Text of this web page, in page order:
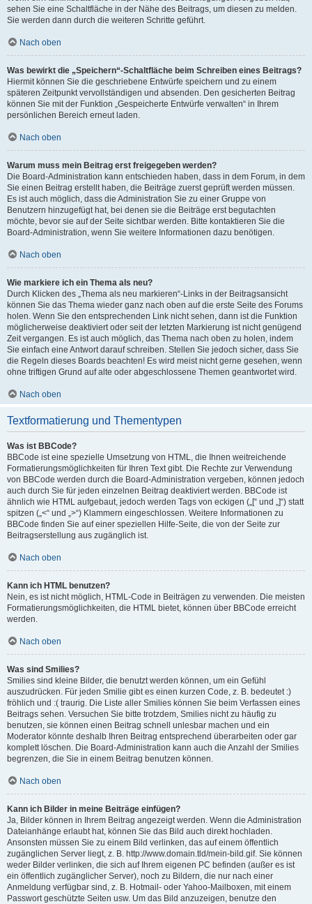
sehen Sie eine Schaltfläche in der Nähe des Beitrags, um diesen zu melden.
Sie werden dann durch die weiteren Schritte geführt.
Nach oben
Was bewirkt die „Speichern“-Schaltfläche beim Schreiben eines Beitrags?
Hiermit können Sie die geschriebene Entwürfe speichern und zu einem
späteren Zeitpunkt vervollständigen und absenden. Den gesicherten Beitrag
können Sie mit der Funktion „Gespeicherte Entwürfe verwalten“ in Ihrem
persönlichen Bereich erneut laden.
Nach oben
Warum muss mein Beitrag erst freigegeben werden?
Die Board-Administration kann entschieden haben, dass in dem Forum, in dem
Sie einen Beitrag erstellt haben, die Beiträge zuerst geprüft werden müssen.
Es ist auch möglich, dass die Administration Sie zu einer Gruppe von
Benutzern hinzugefügt hat, bei denen sie die Beiträge erst begutachten
möchte, bevor sie auf der Seite sichtbar werden. Bitte kontaktieren Sie die
Board-Administration, wenn Sie weitere Informationen dazu benötigen.
Nach oben
Wie markiere ich ein Thema als neu?
Durch Klicken des „Thema als neu markieren“-Links in der Beitragsansicht
können Sie das Thema wieder ganz nach oben auf die erste Seite des Forums
holen. Wenn Sie den entsprechenden Link nicht sehen, dann ist die Funktion
möglicherweise deaktiviert oder seit der letzten Markierung ist nicht genügend
Zeit vergangen. Es ist auch möglich, das Thema nach oben zu holen, indem
Sie einfach eine Antwort darauf schreiben. Stellen Sie jedoch sicher, dass Sie
die Regeln dieses Boards beachten! Es wird meist nicht gerne gesehen, wenn
ohne triftigen Grund auf alte oder abgeschlossene Themen geantwortet wird.
Nach oben
Textformatierung und Thementypen
Was ist BBCode?
BBCode ist eine spezielle Umsetzung von HTML, die Ihnen weitreichende
Formatierungsmöglichkeiten für Ihren Text gibt. Die Rechte zur Verwendung
von BBCode werden durch die Board-Administration vergeben, können jedoch
auch durch Sie für jeden einzelnen Beitrag deaktiviert werden. BBCode ist
ähnlich wie HTML aufgebaut, jedoch werden Tags von eckigen („[“ und „]“) statt
spitzen („<“ und „>“) Klammern eingeschlossen. Weitere Informationen zu
BBCode finden Sie auf einer speziellen Hilfe-Seite, die von der Seite zur
Beitragserstellung aus zugänglich ist.
Nach oben
Kann ich HTML benutzen?
Nein, es ist nicht möglich, HTML-Code in Beiträgen zu verwenden. Die meisten
Formatierungsmöglichkeiten, die HTML bietet, können über BBCode erreicht
werden.
Nach oben
Was sind Smilies?
Smilies sind kleine Bilder, die benutzt werden können, um ein Gefühl
auszudrücken. Für jeden Smilie gibt es einen kurzen Code, z. B. bedeutet :)
fröhlich und :( traurig. Die Liste aller Smilies können Sie beim Verfassen eines
Beitrags sehen. Versuchen Sie bitte trotzdem, Smilies nicht zu häufig zu
benutzen, sie können einen Beitrag schnell unlesbar machen und ein
Moderator könnte deshalb Ihren Beitrag entsprechend überarbeiten oder gar
komplett löschen. Die Board-Administration kann auch die Anzahl der Smilies
begrenzen, die Sie in einem Beitrag benutzen können.
Nach oben
Kann ich Bilder in meine Beiträge einfügen?
Ja, Bilder können in Ihrem Beitrag angezeigt werden. Wenn die Administration
Dateianhänge erlaubt hat, können Sie das Bild auch direkt hochladen.
Ansonsten müssen Sie zu einem Bild verlinken, das auf einem öffentlich
zugänglichen Server liegt, z. B. http://www.domain.tld/mein-bild.gif. Sie können
weder Bilder verlinken, die sich auf Ihrem eigenen PC befinden (außer es ist
ein öffentlich zugänglicher Server), noch zu Bildern, die nur nach einer
Anmeldung verfügbar sind, z. B. Hotmail- oder Yahoo-Mailboxen, mit einem
Passwort geschützte Seiten usw. Um das Bild anzuzeigen, benutze den